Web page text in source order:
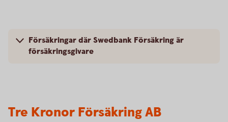
Försäkringar där Swedbank Försäkring är
försäkringsgivare
Tre Kronor Försäkring AB